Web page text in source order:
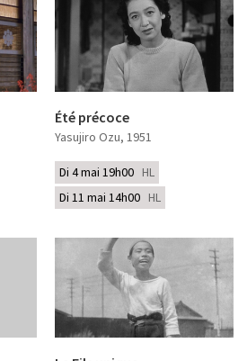
Été précoce
Yasujiro Ozu, 1951
Di 4 mai 19h00 HL
Di 11 mai 14h00 HL